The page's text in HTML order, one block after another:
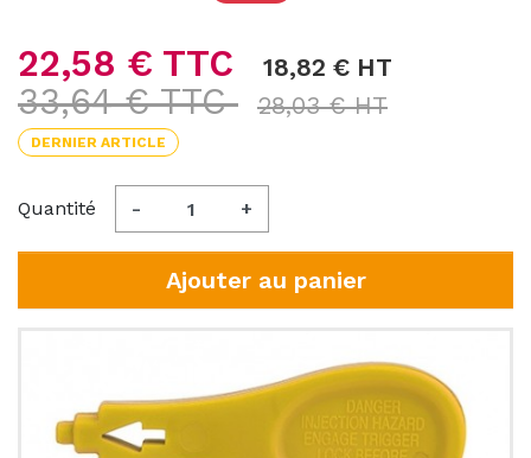
22,58 € TTC 18,82 € HT
33,64 € TTC 28,03 € HT
DERNIER ARTICLE
Quantité - +
Ajouter au panier